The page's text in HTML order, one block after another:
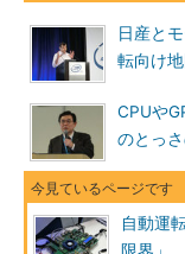
日産と
転向け
CPUや
のとっ
自動運